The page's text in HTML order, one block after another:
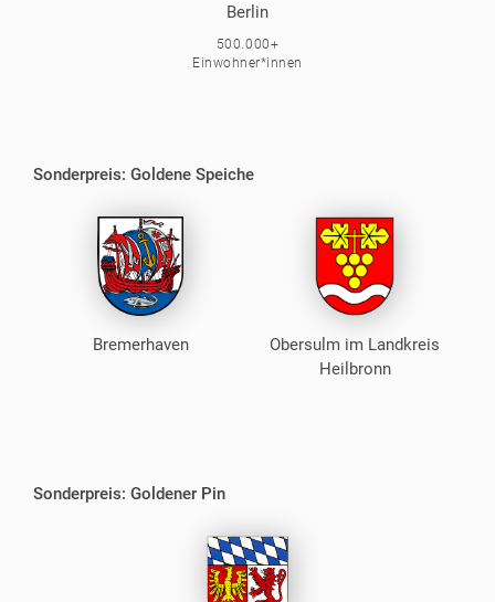
Berlin
500.000+
Einwohner*innen
Sonderpreis: Goldene Speiche
Bremerhaven
Obersulm im Landkreis
Heilbronn
Sonderpreis: Goldener Pin